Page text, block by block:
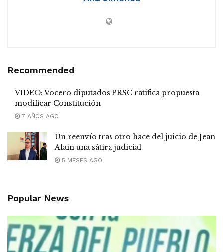
Recommended
VIDEO: Vocero diputados PRSC ratifica propuesta
modificar Constitución
7 AÑOS AGO
Un reenvío tras otro hace del juicio de Jean
Alain una sátira judicial
5 MESES AGO
Popular News